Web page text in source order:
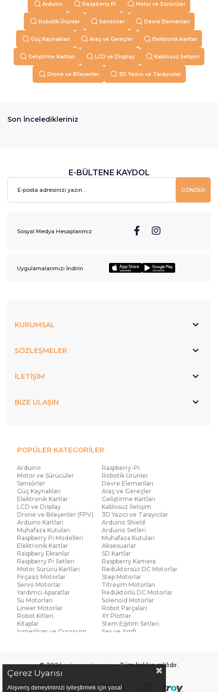
Arduino Raspberry Pi Motor ve Sürücüler
Robotik Ürünler Sensörler Devre Elemanları
Güç Kaynakları Araç ve Gereçler Elektronik Kartlar
Geliştirme Kartları LCD ve Display Kablosuz İletişim
Drone ve Bileşenler 3D Yazıcı ve Tarayıcılar
Son İnceledikleriniz
E-BÜLTENE KAYDOL
GÖNDER
Sosyal Medya Hesaplarımız
Uygulamalarımızı İndirin
KURUMSAL
SÖZLEŞMELER
İLETİŞİM
BİZE ULAŞIN
POPÜLER KATEGORİLER
Arduino
Raspberry-Pi
Motor ve Sürücüler
Robotik Ürünler
Sensörler
Devre Elemanları
Güç Kaynakları
Araç ve Gereçler
Elektronik Kartlar
Geliştirme Kartları
LCD ve Display
Kablosuz İletişim
Drone ve Bileşenler (FPV)
3D Yazıcı ve Tarayıcılar
Arduino Kartları
Arduino Shield
Muhafaza Kutuları
Arduino Setleri
Raspberry Pi Modelleri
Muhafaza Kutuları
Elektronik Kartlar
Aksesuarlar
Raspbery Ekranlar
SD Kartlar
Raspberry Pi Setleri
Raspberry Kamera
Motor Sürücü Kartları
Redüktörsüz DC Motorlar
Fırçasız Motorlar
Step Motorlar
Servo Motorlar
Titreşim Motorları
Yardımcı Aparatlar
Redüktörlü DC Motorlar
Su Motorları
Solenoid Motorlar
Lineer Motorlar
Robot Parçaları
Robot Kitleri
XY Plotter
Kitaplar
Stem Eğitim Setleri
İvmeölçer ve Gyroscop
Ses ve Amfi
Voltaj ve Akım
Titreşim
Basınç ve Kuvvet
Manyetik ve Hall Effect
Mesafe, Çizgi ve Hareket
Sıcaklık ve Nem
© 2024 robocombo.com - Tüm hakları saklıdır.
Çerez Uyarısı
Alışveriş deneyiminizi iyileştirmek için yasal